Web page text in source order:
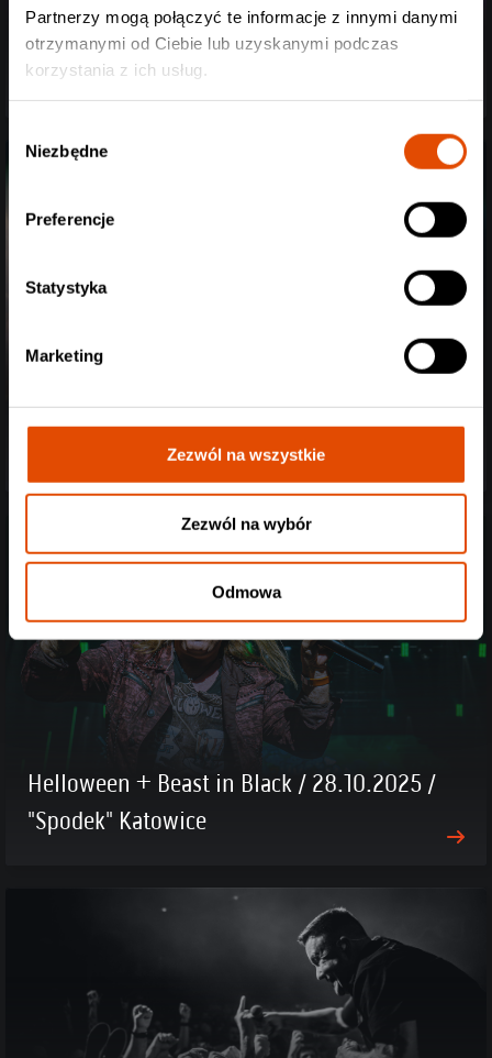
Partnerzy mogą połączyć te informacje z innymi danymi
otrzymanymi od Ciebie lub uzyskanymi podczas
korzystania z ich usług.
zgody
Niezbędne
Preferencje
Statystyka
Marketing
Zezwól na wszystkie
Zezwól na wybór
Odmowa
Hanabie + Sun / 16.11.2025 / "Kwadrat"
Kraków
Citizen Soldier / 30.10.2025 / "Hype Park"
Helloween + Beast in Black / 28.10.2025 /
"Spodek" Katowice